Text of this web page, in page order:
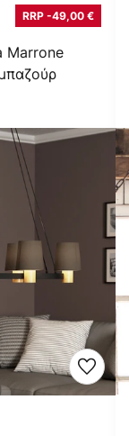
Marrone
RRP -49,00 €